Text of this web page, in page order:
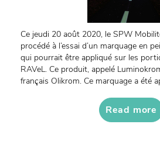
Ce jeudi 20 août 2020, le SPW
procédé à l’essai d’un marquage en
qui pourrait être appliqué sur les
RAVeL. Ce produit, appelé
français Olikrom. Ce marquage a été
Read more